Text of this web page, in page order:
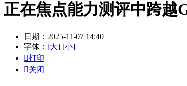
正在焦点能力测评中跨越
日期：2025-11-07 14:40
字体： [大] [小]
打印
关闭